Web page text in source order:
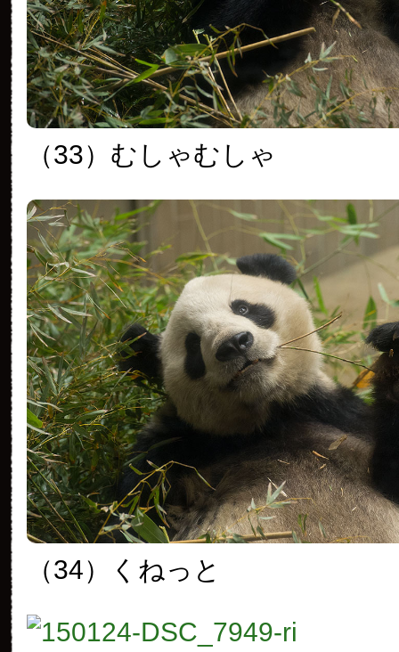
（33）むしゃむしゃ
（34）くねっと